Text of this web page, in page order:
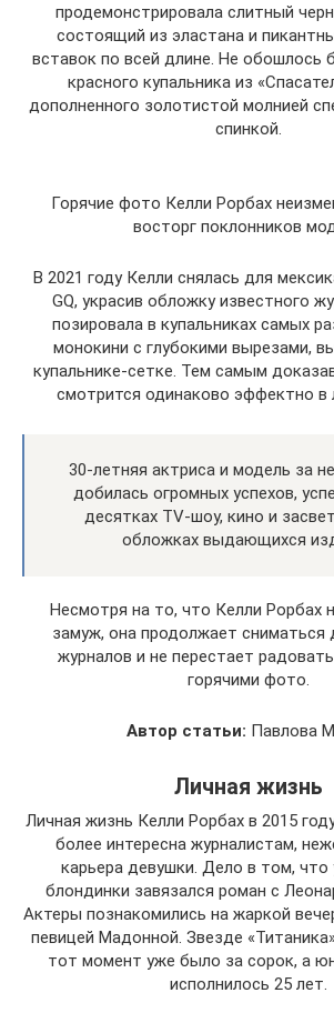
продемонстрировала слитный
состоящий из эластана и
вставок по всей длине. Не обошлось
красного купальника из
дополненного золотистой молнией
спинкой.
Горячие фото Келли Рорбах
восторг поклонников
В 2021 году Келли снялась для
GQ, украсив обложку известного
позировала в купальниках самых
монокини с глубокими вырезами,
купальнике-сетке. Тем самым
смотрится одинаково эффектно в
30-летняя актриса и модель за
добилась огромных успехов,
десятках TV-шоу, кино и
обложках выдающихся
Несмотря на то, что Келли Рорбах
замуж, она продолжает сниматься
журналов и не перестает
горячими фото.
Автор статьи: Павлова
Личная жизнь
Личная жизнь Келли Рорбах в 2015
более интересна журналистам,
карьера девушки. Дело в том, что
блондинки завязался роман с
Актеры познакомились на жаркой
певицей Мадонной. Звезде
тот момент уже было за сорок, а
исполнилось 25 лет.